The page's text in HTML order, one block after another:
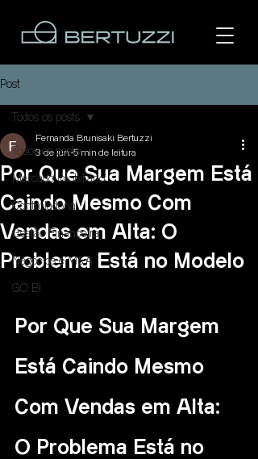
Área do cliente
Post
Todos os posts
Mercado Imobiliário
Controladoria
Gestão Financeira
Negócios e M&A
GO BI
Todos os posts
Por Que Sua Margem Está
Caindo Mesmo Com
Vendas em Alta: O
Problema Está no Modelo
Fernanda Brunisaki Bertuzzi
3 de jun. 5 min de leitura
Por Que Sua Margem
Está Caindo Mesmo
Com Vendas em Alta:
O Problema Está no